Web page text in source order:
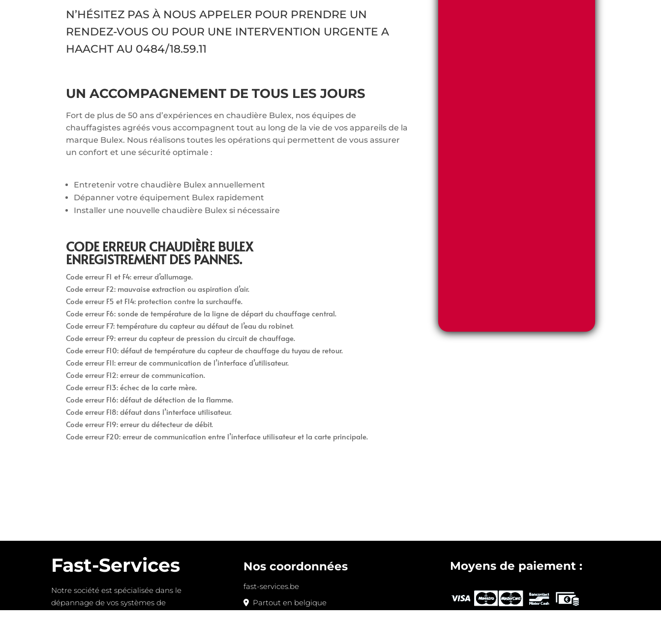
N’HÉSITEZ PAS À NOUS APPELER POUR PRENDRE UN
RENDEZ-VOUS OU POUR UNE INTERVENTION URGENTE A
HAACHT AU 0484/18.59.11
UN ACCOMPAGNEMENT DE TOUS LES JOURS
Fort de plus de 50 ans d’expériences en chaudière Bulex, nos équipes de
chauffagistes agréés vous accompagnent tout au long de la vie de vos appareils de la
marque Bulex. Nous réalisons toutes les opérations qui permettent de vous assurer
un confort et une sécurité optimale :
Entretenir votre chaudière Bulex annuellement
Dépanner votre équipement Bulex rapidement
Installer une nouvelle chaudière Bulex si nécessaire
CODE ERREUR CHAUDIÈRE BULEX
ENREGISTREMENT DES PANNES.
Code erreur F1 et F4: erreur d’allumage.
Code erreur F2: mauvaise extraction ou aspiration d’air.
Code erreur F5 et F14: protection contre la surchauffe.
Code erreur F6: sonde de température de la ligne de départ du chauffage central.
Code erreur F7: température du capteur au défaut de l’eau du robinet.
Code erreur F9: erreur du capteur de pression du circuit de chauffage.
Code erreur F10: défaut de température du capteur de chauffage du tuyau de retour.
Code erreur F11: erreur de communication de l’interface d’utilisateur.
Code erreur F12: erreur de communication.
Code erreur F13: échec de la carte mère.
Code erreur F16: défaut de détection de la flamme.
Code erreur F18: défaut dans l’interface utilisateur.
Code erreur F19: erreur du détecteur de débit.
Code erreur F20: erreur de communication entre l’interface utilisateur et la carte principale.
Fast-Services
Notre société est spécialisée dans le
dépannage de vos systèmes de
Nos coordonnées
fast-services.be
Partout en belgique
Moyens de paiement :